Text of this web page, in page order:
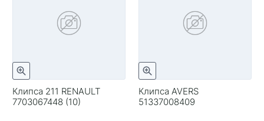
Клипса 211 RENAULT
7703067448 (10)
Клипса AVERS
51337008409